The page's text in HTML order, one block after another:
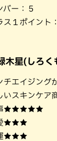
バー：５
ス１ポイント
木星(しろく
チエイジング
いスキンケア
★★★★★
★★★
★★★